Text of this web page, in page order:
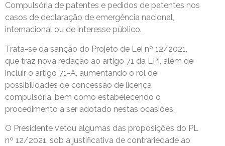
Compulsória de patentes e pedidos de patentes nos
casos de declaração de emergência nacional,
internacional ou de interesse público.
Trata-se da sanção do Projeto de Lei nº 12/2021,
que traz nova redação ao artigo 71 da LPI, além de
incluir o artigo 71-A, aumentando o rol de
possibilidades de concessão de licença
compulsória, bem como estabelecendo o
procedimento a ser adotado nestas ocasiões.
O Presidente vetou algumas das proposições do PL
nº 12/2021, sob a justificativa de contrariedade ao